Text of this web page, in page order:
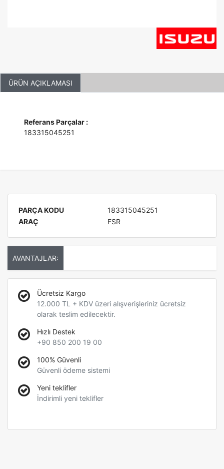
ÜRÜN AÇIKLAMASI
Referans Parçalar :
183315045251
PARÇA KODU
183315045251
ARAÇ
FSR
AVANTAJLAR:
Ücretsiz Kargo
12.000 TL + KDV üzeri alışverişleriniz ücretsiz
olarak teslim edilecektir.
Hızlı Destek
+90 850 200 19 00
100% Güvenli
Güvenli ödeme sistemi
Yeni teklifler
İndirimli yeni teklifler